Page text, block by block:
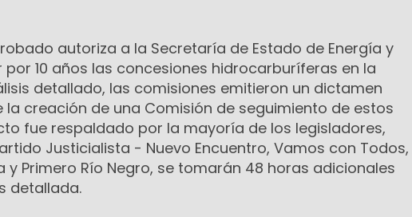
autoriza a la Secretaría de Estado de Energía y
10 años las concesiones hidrocarburíferas en la
detallado, las comisiones emitieron un dictamen
la creación de una Comisión de seguimiento de estos
fue respaldado por la mayoría de los legisladores,
Justicialista - Nuevo Encuentro, Vamos con Todos,
y Primero Río Negro, se tomarán 48 horas adicionales
detallada.